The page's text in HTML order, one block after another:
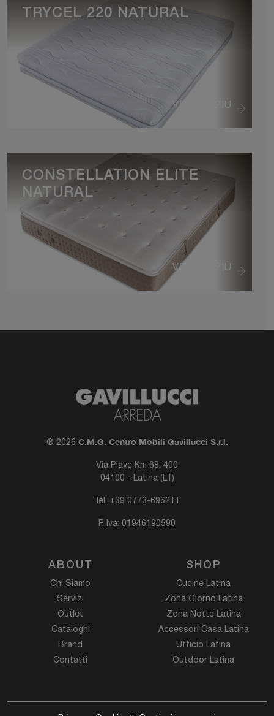
VEDI DI PIÙ
TRYCEL 220 NATURAL
VEDI DI PIÙ
CONSTELLATION ELITE
NATURAL
® 2026 C.M.G. Centro Mobili Gavillucci S.r.l.
Via Piave Km 68, 400
04100 - Latina (LT)
Tel. +39 0773-696211
P. Iva: 01946190590
ABOUT
Chi Siamo
Servizi
Outlet
Cataloghi
Brand
Contatti
SHOP
Cucine Latina
Zona Giorno Latina
Zona Notte Latina
Accessori Casa Latina
Ufficio Latina
Outdoor Latina